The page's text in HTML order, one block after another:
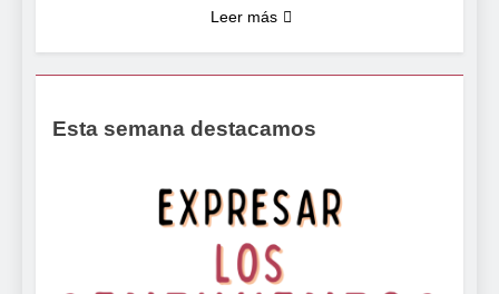
Leer más
Esta semana destacamos